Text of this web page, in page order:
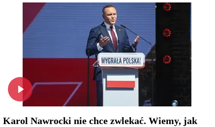
Karol Nawrocki nie chce zwlekać. Wiemy, jak